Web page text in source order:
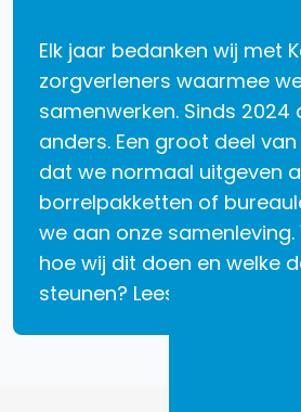
Elk jaar bedanken wij met
zorgverleners waarmee
samenwerken. Sinds 2024
anders. Een groot deel
dat we normaal uitgeven
borrelpakketten of
we aan onze samenleving.
hoe wij dit doen en welke
steunen? Lees dan verder.